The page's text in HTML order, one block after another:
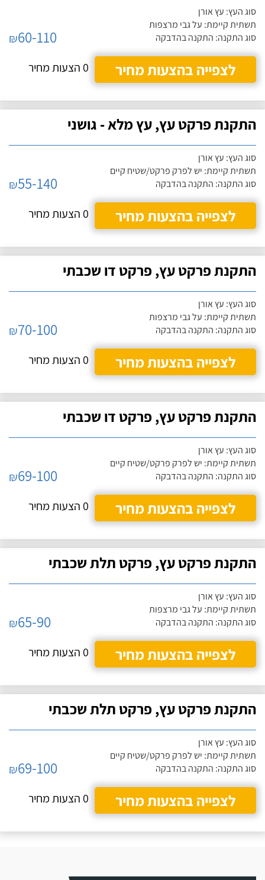
סוג העץ: עץ אורן
תשתית קיימת: על גבי מרצפות
סוג התקנה: התקנה בהדבקה
₪60-110
לצפייה בהצעות מחיר
0 הצעות מחיר
התקנת פרקט עץ, עץ מלא - גושני
סוג העץ: עץ אורן
תשתית קיימת: יש לפרק פרקט/שטיח קיים
סוג התקנה: התקנה בהדבקה
₪55-140
לצפייה בהצעות מחיר
0 הצעות מחיר
התקנת פרקט עץ, פרקט דו שכבתי
סוג העץ: עץ אורן
תשתית קיימת: על גבי מרצפות
סוג התקנה: התקנה בהדבקה
₪70-100
לצפייה בהצעות מחיר
0 הצעות מחיר
התקנת פרקט עץ, פרקט דו שכבתי
סוג העץ: עץ אורן
תשתית קיימת: יש לפרק פרקט/שטיח קיים
סוג התקנה: התקנה בהדבקה
₪69-100
לצפייה בהצעות מחיר
0 הצעות מחיר
התקנת פרקט עץ, פרקט תלת שכבתי
סוג העץ: עץ אורן
תשתית קיימת: על גבי מרצפות
סוג התקנה: התקנה בהדבקה
₪65-90
לצפייה בהצעות מחיר
0 הצעות מחיר
התקנת פרקט עץ, פרקט תלת שכבתי
סוג העץ: עץ אורן
תשתית קיימת: יש לפרק פרקט/שטיח קיים
סוג התקנה: התקנה בהדבקה
₪69-100
לצפייה בהצעות מחיר
0 הצעות מחיר